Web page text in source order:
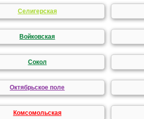
Селигерская
Войковская
Сокол
Октябрьское поле
Комсомольская